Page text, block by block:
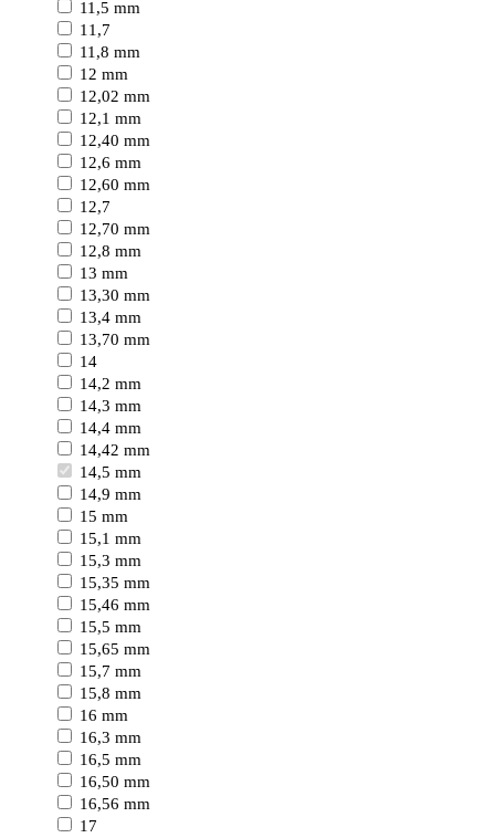
11,5 mm
11,7
11,8 mm
12 mm
12,02 mm
12,1 mm
12,40 mm
12,6 mm
12,60 mm
12,7
12,70 mm
12,8 mm
13 mm
13,30 mm
13,4 mm
13,70 mm
14
14,2 mm
14,3 mm
14,4 mm
14,42 mm
14,5 mm
14,9 mm
15 mm
15,1 mm
15,3 mm
15,35 mm
15,46 mm
15,5 mm
15,65 mm
15,7 mm
15,8 mm
16 mm
16,3 mm
16,5 mm
16,50 mm
16,56 mm
17